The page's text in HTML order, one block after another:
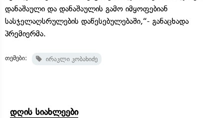
დანაშაული და დანაშაულის გამო იმყოფებიან
სასჯელაღსრულების დაწესებულებაში,“- განაცხადა
პრემიერმა.
თემები: ირაკლი კობახიძე
დღის სიახლეები